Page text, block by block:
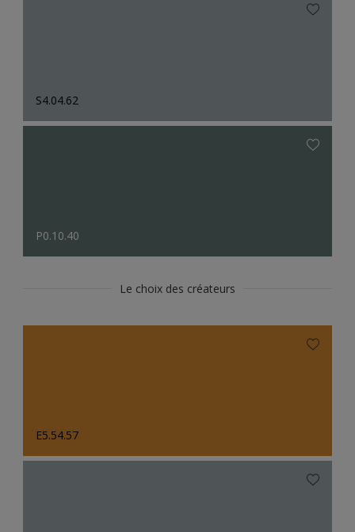
S4.04.62
P0.10.40
Le choix des créateurs
E5.54.57